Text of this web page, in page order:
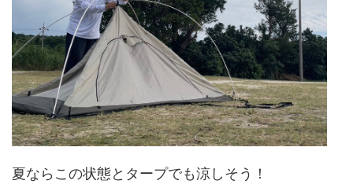
夏ならこの状態とタープでも涼しそう！